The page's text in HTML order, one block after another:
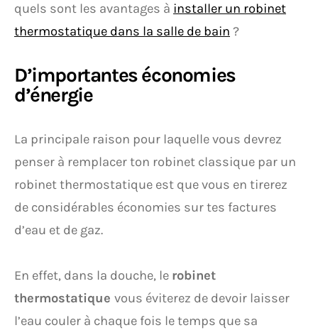
quels sont les avantages à installer un robinet
thermostatique dans la salle de bain ?
D’importantes économies
d’énergie
La principale raison pour laquelle vous devrez
penser à remplacer ton robinet classique par un
robinet thermostatique est que vous en tirerez
de considérables économies sur tes factures
d’eau et de gaz.
En effet, dans la douche, le robinet
thermostatique vous éviterez de devoir laisser
l’eau couler à chaque fois le temps que sa